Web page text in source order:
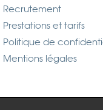
Recrutement
Prestations et tarifs
Politique de
Mentions légales